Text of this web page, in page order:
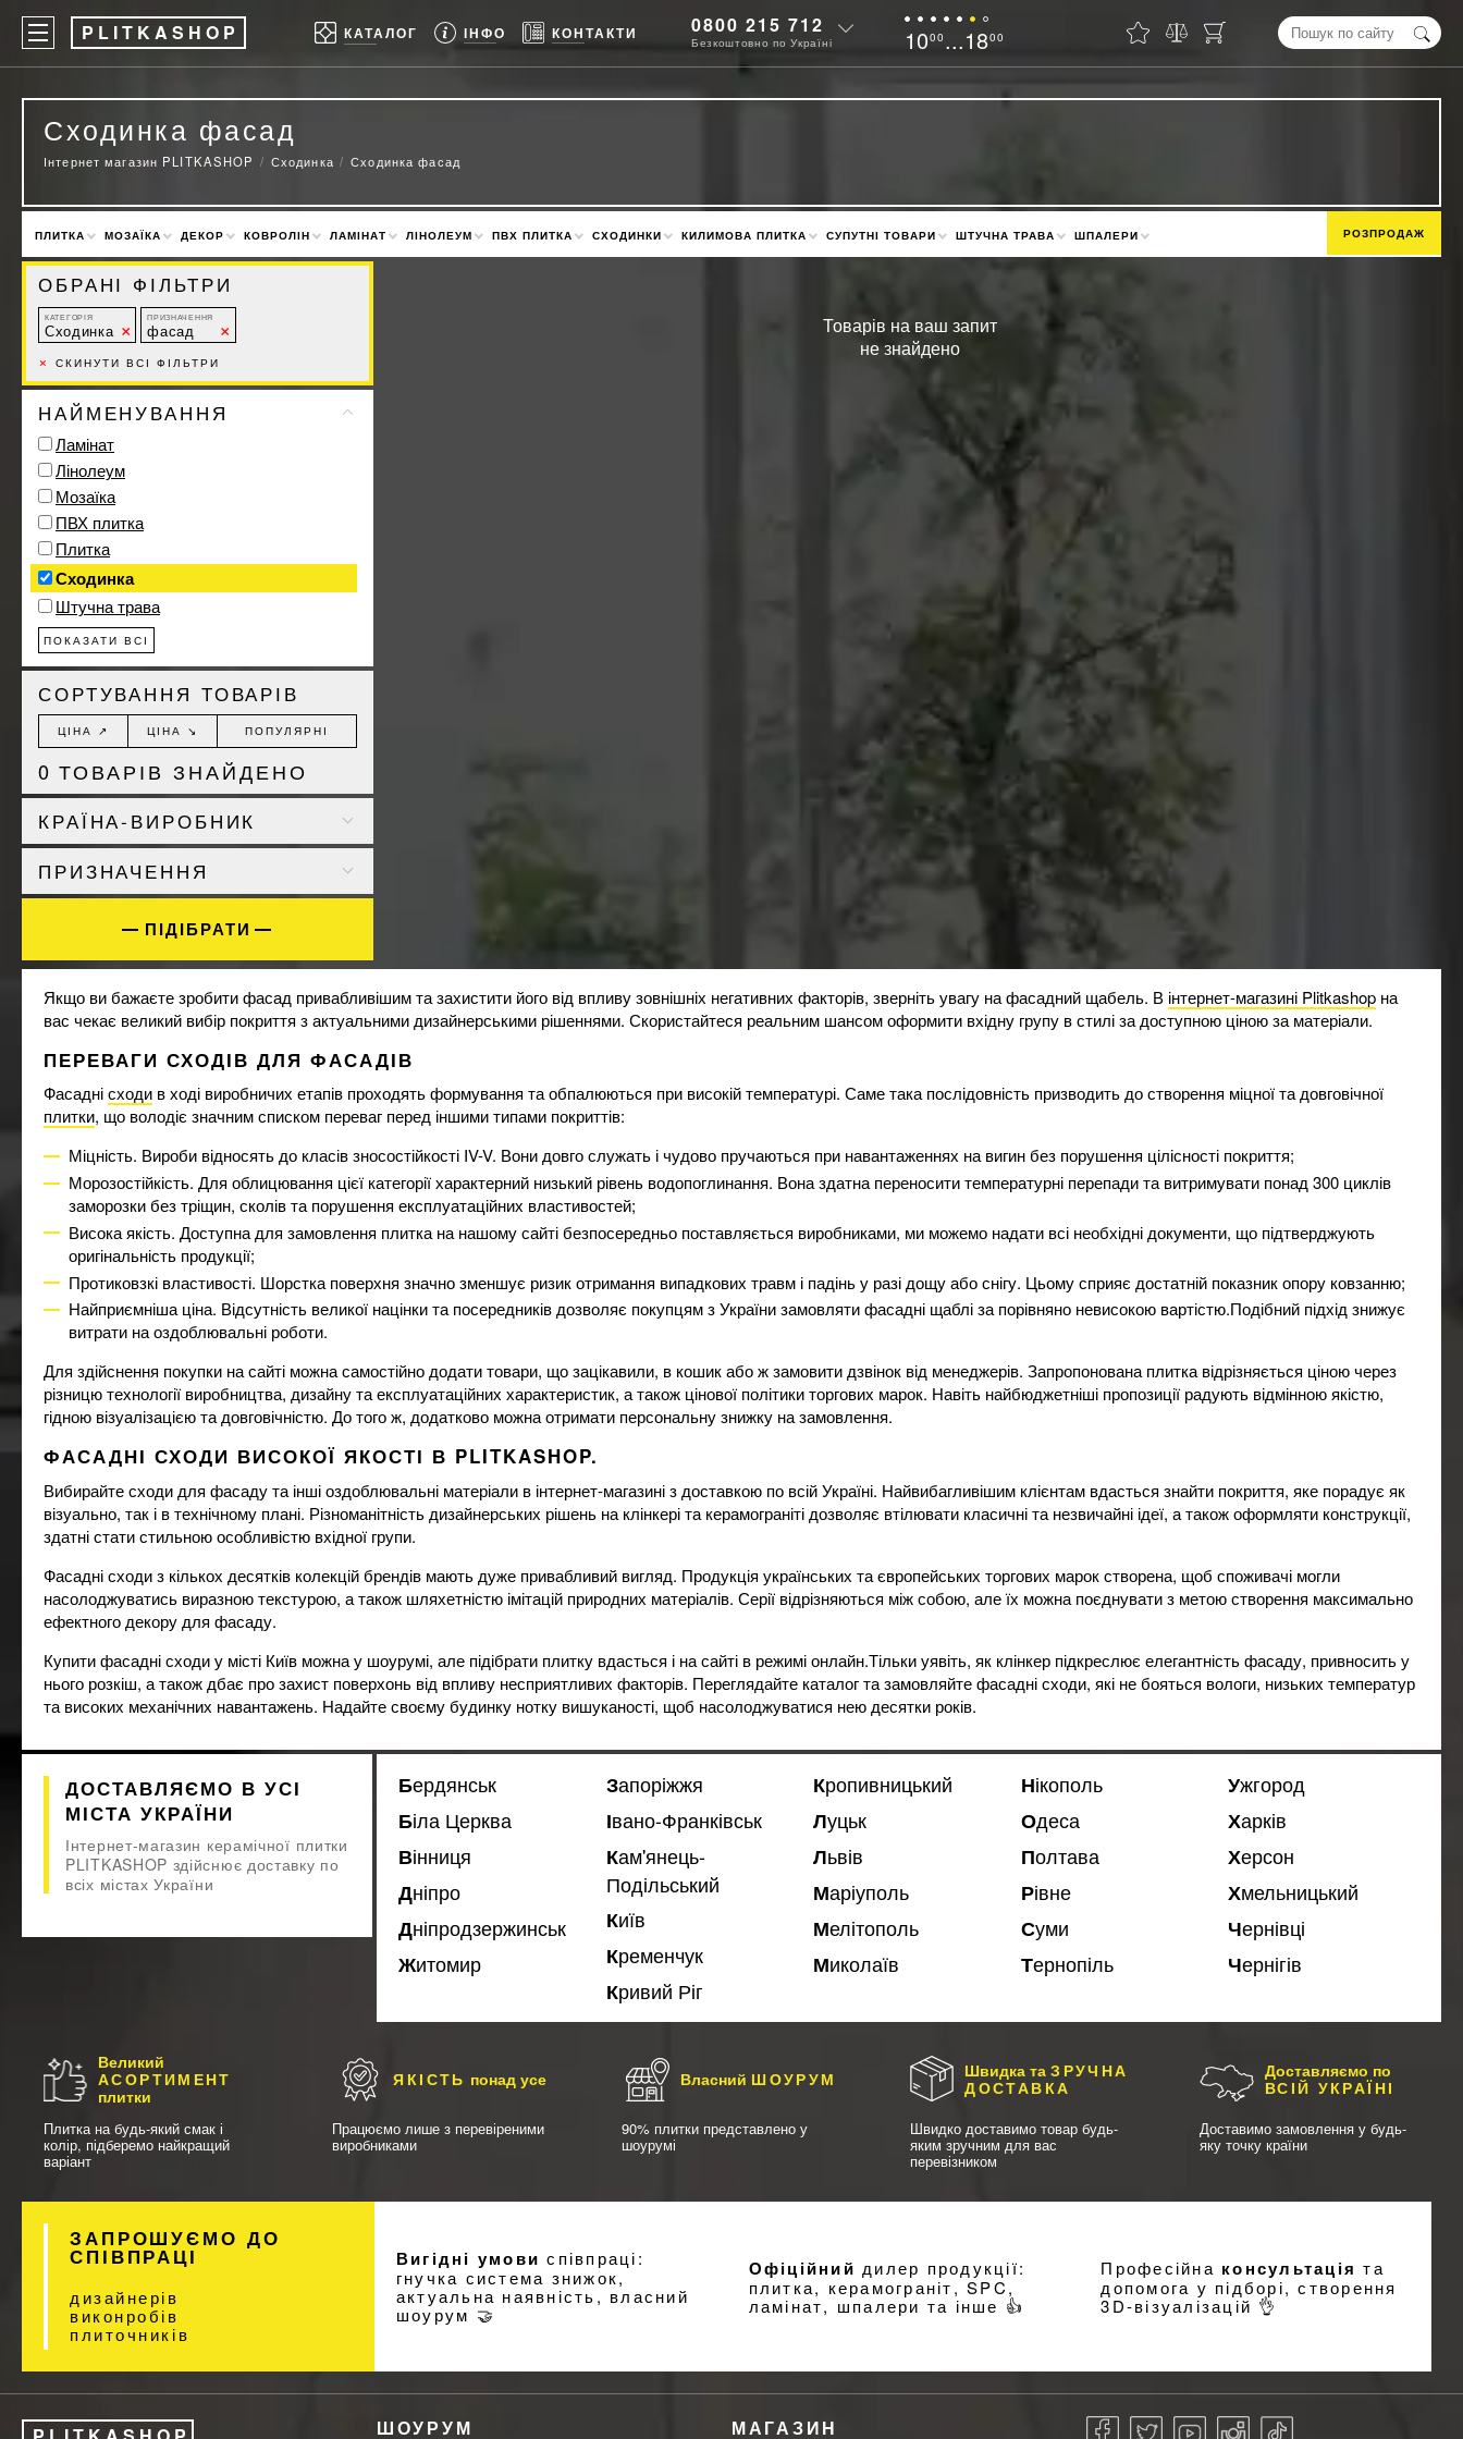
P LITKASHOP КАТАЛОГ ІНФО КОНТАКТИ 0800 215 712
Безкоштовно по Україні 1000 ...1800
Сходинка фасад
Інтернет магазин PLITKASHOP Сходинка Сходинка фасад
ПЛИТКА МОЗАЇКА ДЕКОР КОВРОЛІН ЛАМІНАТ ЛІНОЛЕУМ ПВХ ПЛИТКА СХОДИНКИ КИЛИМОВА ПЛИТКА СУПУТНІ ТОВАРИ ШТУЧНА ТРАВА ШПАЛЕРИ РОЗПРОДАЖ
Товарів на ваш запит
не знайдено
ОБРАНІ ФІЛЬТРИ
КАТЕГОРІЯ
Сходинка
ПРИЗНАЧЕННЯ
фасад
× СКИНУТИ ВСІ ФІЛЬТРИ
НАЙМЕНУВАННЯ
Ламінат
Лінолеум
Мозаїка
ПВХ плитка
Плитка
Сходинка
Штучна трава
ПОКАЗАТИ ВСІ
СОРТУВАННЯ ТОВАРІВ
ЦІНА ↗ ЦІНА ↘ ПОПУЛЯРНІ
0 ТОВАРІВ ЗНАЙДЕНО
КРАЇНА-ВИРОБНИК
Іспанія24
Польща239
Україна
ПРИЗНАЧЕННЯ
ванна2
вулиця311
ґанок156
для сходинок
коридор2
кухня2
підлога233
стіна2
сходи176
тераса311
тротуар39
туалет 2
фартух2
ПІДІБРАТИ
Якщо ви бажаєте зробити фасад привабливішим та захистити його від впливу зовнішніх негативних факторів, зверніть увагу на фасадний щабель. В інтернет-магазині Plitkashop на
вас чекає великий вибір покриття з актуальними дизайнерськими рішеннями. Скористайтеся реальним шансом оформити вхідну групу в стилі за доступною ціною за матеріали.
ПЕРЕВАГИ СХОДІВ ДЛЯ ФАСАДІВ
Фасаднісходи в ході виробничих етапів проходять формування та обпалюються при високій температурі. Саме така послідовність призводить до створення міцної та довговічної
плитки, що володіє значним списком переваг перед іншими типами покриттів:
Міцність. Вироби відносять до класів зносостійкості IV-V. Вони довго служать і чудово пручаються при навантаженнях на вигин без порушення цілісності покриття;
Морозостійкість. Для облицювання цієї категорії характерний низький рівень водопоглинання. Вона здатна переносити температурні перепади та витримувати понад 300 циклів
заморозки без тріщин, сколів та порушення експлуатаційних властивостей;
Висока якість. Доступна для замовлення плитка на нашому сайті безпосередньо поставляється виробниками, ми можемо надати всі необхідні документи, що підтверджують
оригінальність продукції;
Протиковзкі властивості. Шорстка поверхня значно зменшує ризик отримання випадкових травм і падінь у разі дощу або снігу. Цьому сприяє достатній показник опору ковзанню;
Найприємніша ціна. Відсутність великої націнки та посередників дозволяє покупцям з України замовляти фасадні щаблі за порівняно невисокою вартістю.Подібний підхід знижує
витрати на оздоблювальні роботи.
Для здійснення покупки на сайті можна самостійно додати товари, що зацікавили, в кошик або ж замовити дзвінок від менеджерів. Запропонована плитка відрізняється ціною через
різницю технології виробництва, дизайну та експлуатаційних характеристик, а також цінової політики торгових марок. Навіть найбюджетніші пропозиції радують відмінною якістю,
гідною візуалізацією та довговічністю. До того ж, додатково можна отримати персональну знижку на замовлення.
ФАСАДНІ СХОДИ ВИСОКОЇ ЯКОСТІ В PLITKASHOP.
Вибирайте сходи для фасаду та інші оздоблювальні матеріали в інтернет-магазині з доставкою по всій Україні. Найвибагливішим клієнтам вдасться знайти покриття, яке порадує як
візуально, так і в технічному плані. Різноманітність дизайнерських рішень на клінкері та керамограніті дозволяє втілювати класичні та незвичайні ідеї, а також оформляти конструкції,
здатні стати стильною особливістю вхідної групи.
Фасадні сходи з кількох десятків колекцій брендів мають дуже привабливий вигляд. Продукція українських та європейських торгових марок створена, щоб споживачі могли
насолоджуватись виразною текстурою, а також шляхетністю імітацій природних матеріалів. Серії відрізняються між собою, але їх можна поєднувати з метою створення максимально
ефектного декору для фасаду.
Купити фасадні сходи у місті Київ можна у шоурумі, але підібрати плитку вдасться і на сайті в режимі онлайн.Тільки уявіть, як клінкер підкреслює елегантність фасаду, привносить у
нього розкіш, а також дбає про захист поверхонь від впливу несприятливих факторів. Переглядайте каталог та замовляйте фасадні сходи, які не бояться вологи, низьких температур
та високих механічних навантажень. Надайте своєму будинку нотку вишуканості, щоб насолоджуватися нею десятки років.
ДОСТАВЛЯЄМО В УСІ
МІСТА УКРАЇНИ
Інтернет-магазин керамічної плитки
PLITKASHOP здійснює доставку по
всіх містах України
Бердянськ
Біла Церква
Вінниця
Дніпро
Дніпродзержинськ
Житомир
Запоріжжя
Івано-Франківськ
Кам'янець-
Подільський
Київ
Кременчук
Кривий Ріг
Кропивницький
Луцьк
Львів
Маріуполь
Мелітополь
Миколаїв
Нікополь
Одеса
Полтава
Рівне
Суми
Тернопіль
Ужгород
Харків
Херсон
Хмельницький
Чернівці
Чернігів
Великий
АСОРТИМЕНТ
плитки
Плитка на будь-який смак і
колір, підберемо найкращий
варіант
ЯКІСТЬ понад усе
Працюємо лише з перевіреними
виробниками
Власний ШОУРУМ
90% плитки представлено у
шоурумі
Швидка таЗРУЧНА
ДОСТАВКА
Швидко доставимо товар будь-
яким зручним для вас
перевізником
Доставляємо по
ВСІЙ УКРАЇНІ
Доставимо замовлення у будь-
яку точку країни
ЗАПРОШУЄМО ДО
СПІВПРАЦІ
дизайнерів
виконробів
плиточників
Вигідні умови співпраці:
гнучка система знижок,
актуальна наявність, власний
шоурум 🤝
Офіційний дилер продукції:
плитка, керамограніт, SPC,
ламінат, шпалери та інше 👍
Професійна консультація та
допомога у підборі, створення
3D-візуалізацій 👌
ШОУРУМ МАГАЗИН